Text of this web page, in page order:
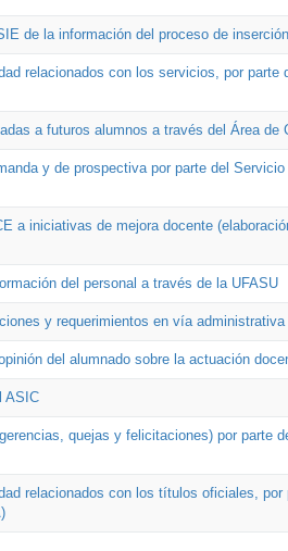
de la información del proceso de
relacionados con los servicios, por
a futuros alumnos a través del Área de
y de prospectiva por parte del
a iniciativas de mejora docente
del personal a través de la UFASU
y requerimientos en vía administrativa
del alumnado sobre la actuación
ASIC
quejas y felicitaciones) por parte
relacionados con los títulos oficiales,